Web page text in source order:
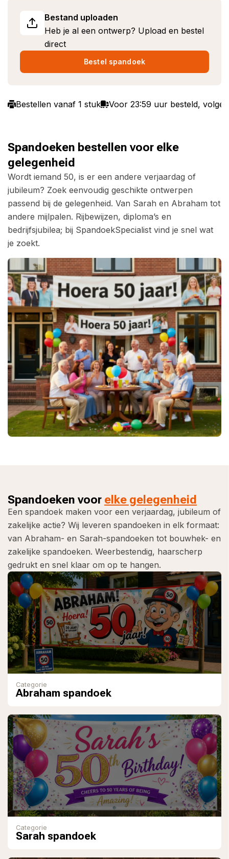
Bestand uploaden
Heb je al een ontwerp? Upload en bestel
direct
Bestel spandoek
Bestellen vanaf 1 stuk Voor 23:59 uur besteld,
Spandoeken bestellen voor elke
gelegenheid
Wordt iemand 50, is er een andere verjaardag of
jubileum? Zoek eenvoudig geschikte ontwerpen
passend bij de gelegenheid. Van Sarah en Abraham tot
andere mijlpalen. Rijbewijzen, diploma’s en
bedrijfsjubilea; bij SpandoekSpecialist vind je snel wat
je zoekt.
Spandoeken voor elke gelegenheid
Een spandoek maken voor een verjaardag, jubileum of
zakelijke actie? Wij leveren spandoeken in elk formaat:
van Abraham- en Sarah-spandoeken tot bouwhek- en
zakelijke spandoeken. Weerbestendig, haarscherp
gedrukt en snel klaar om op te hangen.
Categorie
Abraham spandoek
Categorie
Sarah spandoek